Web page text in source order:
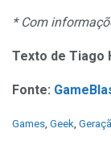
* Com
Texto de Tiago
Fonte:
C
Games Geek